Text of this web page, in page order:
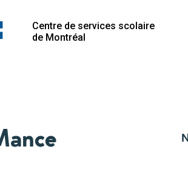
Centre de services scolaire
de Montréal